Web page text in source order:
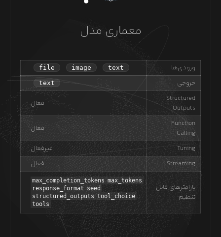
معماری مدل
ورودی‌ها text
image
file
خروجی text
Structured
Outputs
فعال
Function
Calling
فعال
Tuning
غیرفعال
Streaming
فعال
پارامترهای قابل
تنظیم
max_completion_tokens max_tokens
response_format seed
structured_outputs tool_choice
tools